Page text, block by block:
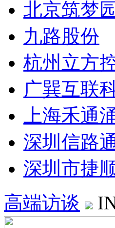
北京筑梦
九路股份
杭州立方
广巽互联
上海禾通
深圳信路
深圳市捷
高端访谈